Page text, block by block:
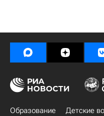
Образование Детские